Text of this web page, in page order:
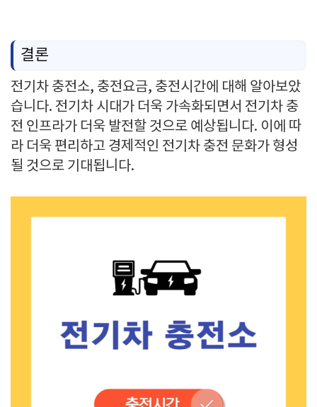
결론
전기차 충전소, 충전요금, 충전시간에 대해 알아보았
습니다. 전기차 시대가 더욱 가속화되면서 전기차 충
전 인프라가 더욱 발전할 것으로 예상됩니다. 이에 따
라 더욱 편리하고 경제적인 전기차 충전 문화가 형성
될 것으로 기대됩니다.